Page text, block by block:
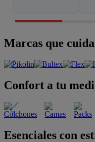
Marcas que
Confort a tu
Esenciales con